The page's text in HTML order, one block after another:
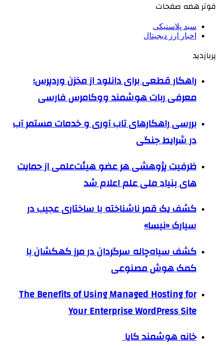
فوتر همه صفحات
سبد پلاستیکی
اخبار ارز دیجیتال
پربازدید
راهکار قطعی برای دانلود از مخزن وردپرس؛
معرفی ربات هوشمند ووکامرس فارسی
بررسی راهکارهای تاب آوری و خدمات مستمر آب
در شرایط جنگی
ظرفیت پژوهشی هر عضو هیئت‌علمی از حمایت
های بنیاد ملی علم اعلام شد
کشف یک قمر ناشناخته با ساختاری عجیب در
سیارک «نیسا»
کشف سیاه‌چاله سرگردان در مرز کهکشان با
کمک هوش مصنوعی
The Benefits of Using Managed Hosting for
Your Enterprise WordPress Site
خانه هوشمند کایا